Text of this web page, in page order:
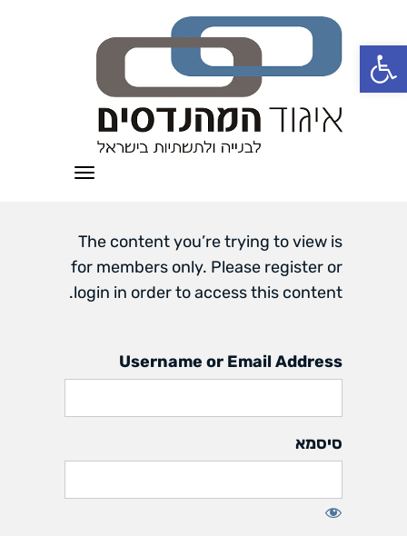
פתח סרגל נגישות
תפריט
The content you’re trying to view is
for members only. Please register or
login in order to access this content.
Username or Email Address
סיסמא